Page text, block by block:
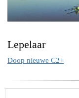
Lepelaar
Doop nieuwe C2+